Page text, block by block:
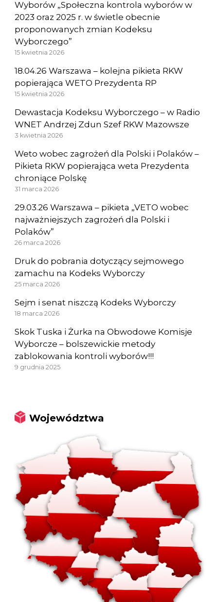
Wyborów „Społeczna kontrola wyborów w
2023 oraz 2025 r. w świetle obecnie
proponowanych zmian Kodeksu
Wyborczego”
15 kwietnia 2026
18.04.26 Warszawa – kolejna pikieta RKW
popierająca WETO Prezydenta RP
15 kwietnia 2026
Dewastacja Kodeksu Wyborczego – w Radio
WNET Andrzej Zdun Szef RKW Mazowsze
3 kwietnia 2026
Weto wobec zagrożeń dla Polski i Polaków –
Pikieta RKW popierająca weta Prezydenta
chroniące Polskę
31 marca 2026
29.03.26 Warszawa – pikieta „VETO wobec
najważniejszych zagrożeń dla Polski i
Polaków”
26 marca 2026
Druk do pobrania dotyczący sejmowego
zamachu na Kodeks Wyborczy
25 marca 2026
Sejm i senat niszczą Kodeks Wyborczy
18 marca 2026
Skok Tuska i Żurka na Obwodowe Komisje
Wyborcze – bolszewickie metody
zablokowania kontroli wyborów!!!
9 grudnia 2025
Województwa